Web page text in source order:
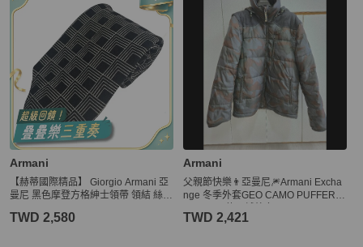
Armani
【赫蒂國際精品】 Giorgio Armani 亞
曼尼 黑色摩登方格紳士領帶 領結 絲綢
TWD 2,580
Armani
父親節快樂👨亞曼尼🎆Armani Excha
nge 冬季外套GEO CAMO PUFFER J
TWD 2,421